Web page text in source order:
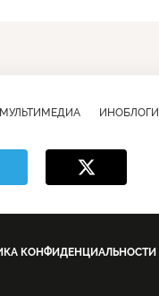
МУЛЬТИМЕДИА ИНОБЛОГИ
КОНФИДЕНЦИАЛЬНОСТИ